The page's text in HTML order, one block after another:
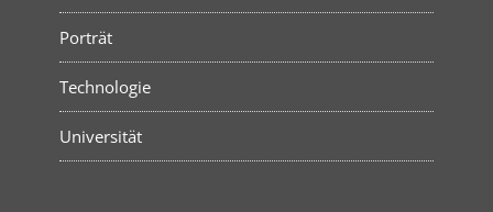
Porträt
Technologie
Universität